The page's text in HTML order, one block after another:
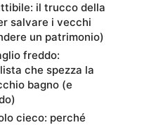
il trucco della
salvare i vecchi
un patrimonio)
freddo:
che spezza la
bagno (e
cieco: perché